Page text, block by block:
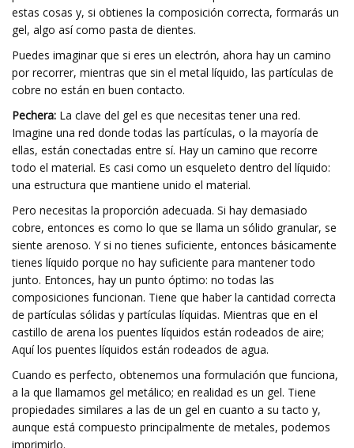
estas cosas y, si obtienes la composición correcta, formarás un
gel, algo así como pasta de dientes.
Puedes imaginar que si eres un electrón, ahora hay un camino
por recorrer, mientras que sin el metal líquido, las partículas de
cobre no están en buen contacto.
Pechera: La clave del gel es que necesitas tener una red.
Imagine una red donde todas las partículas, o la mayoría de
ellas, están conectadas entre sí. Hay un camino que recorre
todo el material. Es casi como un esqueleto dentro del líquido:
una estructura que mantiene unido el material.
Pero necesitas la proporción adecuada. Si hay demasiado
cobre, entonces es como lo que se llama un sólido granular, se
siente arenoso. Y si no tienes suficiente, entonces básicamente
tienes líquido porque no hay suficiente para mantener todo
junto. Entonces, hay un punto óptimo: no todas las
composiciones funcionan. Tiene que haber la cantidad correcta
de partículas sólidas y partículas líquidas. Mientras que en el
castillo de arena los puentes líquidos están rodeados de aire;
Aquí los puentes líquidos están rodeados de agua.
Cuando es perfecto, obtenemos una formulación que funciona,
a la que llamamos gel metálico; en realidad es un gel. Tiene
propiedades similares a las de un gel en cuanto a su tacto y,
aunque está compuesto principalmente de metales, podemos
imprimirlo.